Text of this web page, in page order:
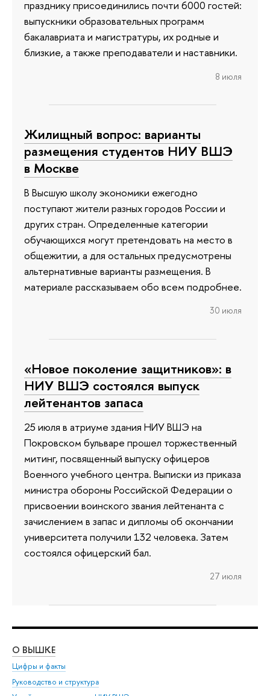
празднику присоединились почти 6000 гостей:
выпускники образовательных программ
бакалавриата и магистратуры, их родные и
близкие, а также преподаватели и наставники.
8 июля
Жилищный вопрос: варианты
размещения студентов НИУ ВШЭ
в Москве
В Высшую школу экономики ежегодно
поступают жители разных городов России и
других стран. Определенные категории
обучающихся могут претендовать на место в
общежитии, а для остальных предусмотрены
альтернативные варианты размещения. В
материале рассказываем обо всем подробнее.
30 июля
«Новое поколение защитников»: в
НИУ ВШЭ состоялся выпуск
лейтенантов запаса
25 июля в атриуме здания НИУ ВШЭ на
Покровском бульваре прошел торжественный
митинг, посвященный выпуску офицеров
Военного учебного центра. Выписки из приказа
министра обороны Российской Федерации о
присвоении воинского звания лейтенанта с
зачислением в запас и дипломы об окончании
университета получили 132 человека. Затем
состоялся офицерский бал.
27 июля
О ВЫШКЕ
Цифры и факты
Руководство и структура